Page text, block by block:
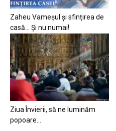
Zaheu Vameșul și sfințirea de
casă… Și nu numai!
Ziua Învierii, să ne luminăm
popoare…